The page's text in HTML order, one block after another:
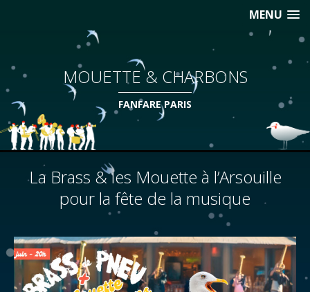
MENU
MOUETTE & CHARBONS
FANFARE PARIS
La Brass & les Mouette à l’Arsouille
pour la fête de la musique